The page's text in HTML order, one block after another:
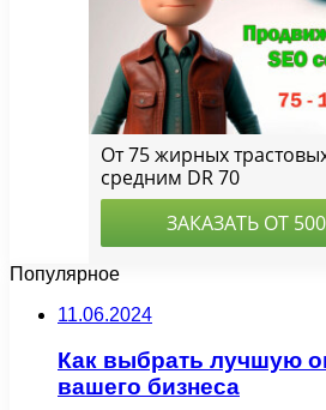
Популярное
11.06.2024
Как выбрать лучшую
вашего бизнеса